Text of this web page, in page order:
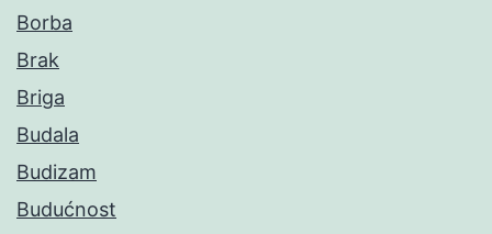
Borba
Brak
Briga
Budala
Budizam
Budućnost